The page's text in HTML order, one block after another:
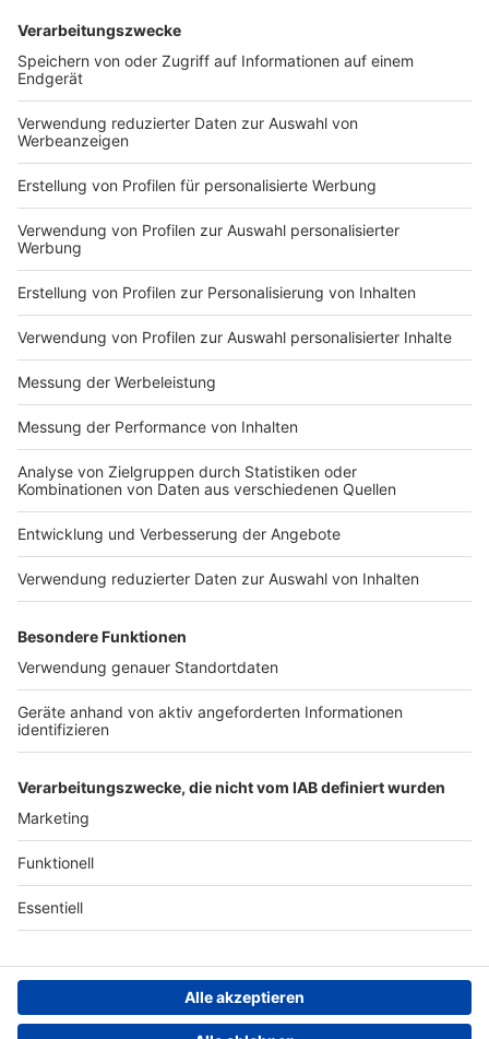
DEINE GEMERKTEN ARTIKEL
Du hast dir noch keine Artikel gemerkt
Markiere sie hierfür mit einem
Impressum
Nutzungsbedingungen
Jobs
Presse
Werben
Archiv
ANTENNE BAYERN GROUP
Stiftung ANTENNE BAYERN
hilft
Teilnahmebedingungen
Grounding Page ANTENNE
BAYERN
Kontakt
Studio-Hotline
Verkehrs-Hotline
Datenschutz­erklärung
einstellungen
Persönliche Datenkontrolle
Newsletter